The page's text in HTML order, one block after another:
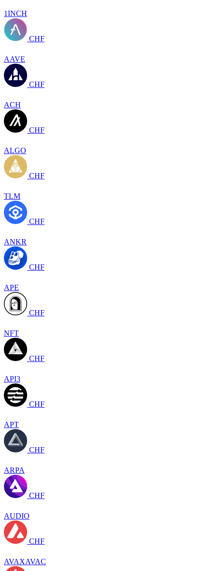
1INCH
CHF
AAVE
CHF
ACH
CHF
ALGO
CHF
TLM
CHF
ANKR
CHF
APE
CHF
NFT
CHF
API3
CHF
APT
CHF
ARPA
CHF
AUDIO
CHF
AVAXAVAC